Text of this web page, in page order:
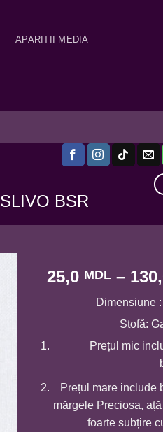
APARITII MEDIA
SLIVO BSR
25,0 MDL –
Dimensiune
Stofă:
Prețul mic
Prețul mare include
mărgele Preciosa,
foarte subțire